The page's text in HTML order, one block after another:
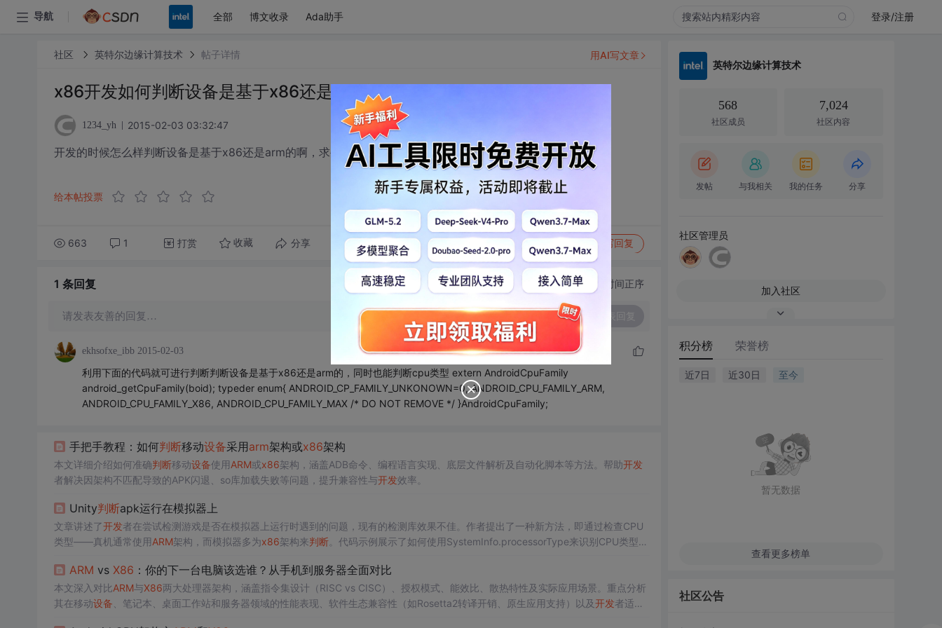
导航 全部 博文收录 Ada助手 登录/注册
社区 英特尔边缘计算技术 帖子详情
x86开发如何判断设备是基于x86还是arm的啊
1234_yh 2015-02-03 03:32:47
开发的时候怎么样判断设备是基于x86还是arm的啊，求牛人指教啊。
给本帖投票
663 1 打赏 收藏 分享 转发到动态 写回复
用AI写文章
1 条回复 切换为时间正序
请发表友善的回复…
ekhsofxe_ibb 2015-02-03
利用下面的代码就可进行判断判断设备是基于x86还是arm的，同时也能判断cpu类型 extern AndroidCpuFamily
android_getCpuFamily(boid); typeder enum{ ANDROID_CP_FAMILY_UNKONOWN=0, ANDROID_CPU_FAMILY_ARM,
ANDROID_CPU_FAMILY_X86, ANDROID_CPU_FAMILY_MAX /* DO NOT REMOVE */ }AndroidCpuFamily;
手把手教程：如何判断移动设备采用arm架构或x86架构
本文详细介绍如何准确判断移动设备使用ARM或x86架构，涵盖ADB命令、编程语言实现、底层文件解析及自动化脚本等方法。帮助开发
者解决因架构不匹配导致的APK闪退、so库加载失败等问题，提升兼容性与开发效率。
Unity判断apk运行在模拟器上
文章讲述了开发者在尝试检测游戏是否在模拟器上运行时遇到的问题，现有的检测库效果不佳。作者提出了一种新方法，即通过检查CPU
类型——真机通常使用ARM架构，而模拟器多为x86架构来判断。代码示例展示了如何使用SystemInfo.processorType来识别CPU类型。
ARM vs X86 ：你的下一台电脑该选谁？从手机到服务器全面对比
本文深入对比ARM与X86两大处理器架构，涵盖指令集设计（RISC vs CISC）、授权模式、能效比、散热特性及实际应用场景。重点分析
其在移动设备 、笔记本、桌面工作站和服务器领域的性能表现、软件生态兼容性（如Rosetta2转译开销、原生应用支持）以及开发者适配
英特尔边缘计算技术
568
社区成员
7,024
社区内容
发帖 与我相关 我的任务 分享
社区管理员
加入社区
积分榜 荣誉榜
近7日 近30日 至今
暂无数据
查看更多榜单
社区公告